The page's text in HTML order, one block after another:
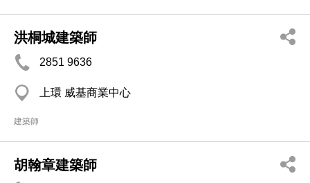
洪桐城建築師
2851 9636
上環 威基商業中心
建築師
胡翰章建築師